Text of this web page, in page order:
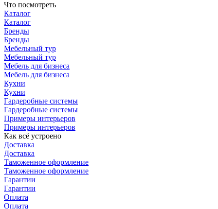
Что посмотреть
Каталог
Каталог
Бренды
Бренды
Мебельный тур
Мебельный тур
Мебель для бизнеса
Мебель для бизнеса
Кухни
Кухни
Гардеробные системы
Гардеробные системы
Примеры интерьеров
Примеры интерьеров
Как всё устроено
Доставка
Доставка
Таможенное оформление
Таможенное оформление
Гарантии
Гарантии
Оплата
Оплата